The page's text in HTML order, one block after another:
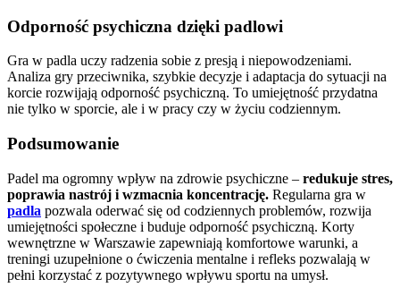
Odporność psychiczna dzięki padlowi
Gra w padla uczy radzenia sobie z presją i niepowodzeniami.
Analiza gry przeciwnika, szybkie decyzje i adaptacja do sytuacji na
korcie rozwijają odporność psychiczną. To umiejętność przydatna
nie tylko w sporcie, ale i w pracy czy w życiu codziennym.
Podsumowanie
Padel ma ogromny wpływ na zdrowie psychiczne – redukuje stres,
poprawia nastrój i wzmacnia koncentrację. Regularna gra w
padla pozwala oderwać się od codziennych problemów, rozwija
umiejętności społeczne i buduje odporność psychiczną. Korty
wewnętrzne w Warszawie zapewniają komfortowe warunki, a
treningi uzupełnione o ćwiczenia mentalne i refleks pozwalają w
pełni korzystać z pozytywnego wpływu sportu na umysł.